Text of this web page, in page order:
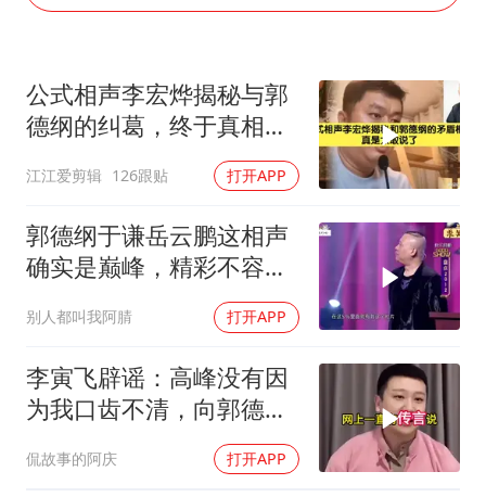
今日立秋你咬秋了吗
夯实基础开新局
公式相声李宏烨揭秘与郭
德纲的纠葛，终于真相大
江江爱剪辑 126跟贴 打开APP
郭德纲于谦岳云鹏这相声
确实是巅峰，精彩不容错
别人都叫我阿腈 打开APP
李寅飞辟谣：高峰没有因
为我口齿不清，向郭德纲
侃故事的阿庆 打开APP